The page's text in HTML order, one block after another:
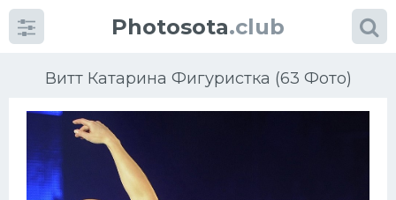
Photosota.club
Витт Катарина Фигуристка (63 Фото)